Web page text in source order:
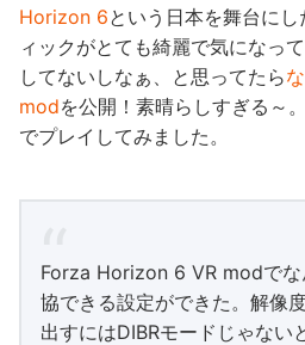
Horizon 6という日本を舞台に
ィックがとても綺麗で気になっ
してないしなぁ、と思ってたら
modを公開！素晴らしすぎる～
でプレイしてみました。
Forza Horizon 6 VR modで
協できる設定ができた。解像
出すにはDIBRモードじゃない